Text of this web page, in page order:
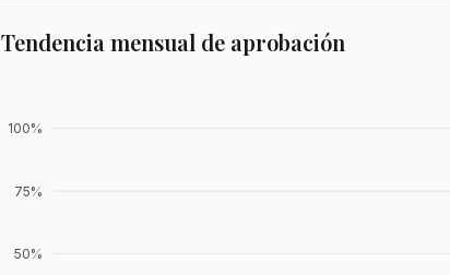
Tendencia mensual de aprobación
50%
75%
100%